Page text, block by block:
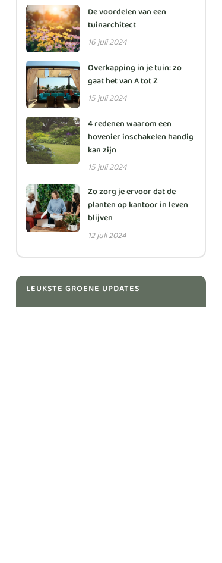
De voordelen van een
tuinarchitect
16 juli 2024
Overkapping in je tuin: zo
gaat het van A tot Z
15 juli 2024
4 redenen waarom een
hovenier inschakelen handig
kan zijn
15 juli 2024
Zo zorg je ervoor dat de
planten op kantoor in leven
blijven
12 juli 2024
LEUKSTE GROENE UPDATES